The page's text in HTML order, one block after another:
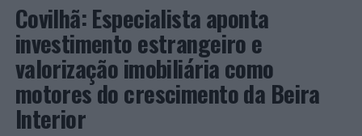
Covilhã: Especialista aponta
investimento estrangeiro e
valorização imobiliária como
motores do crescimento da Beira
Interior